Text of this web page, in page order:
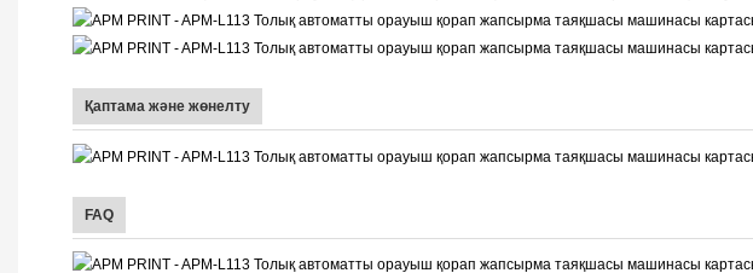
Қаптама және жөнелту
FAQ